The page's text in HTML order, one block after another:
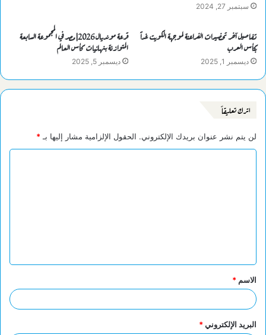
سبتمبر 27, 2024
تفاصيل آخر تحضيرات الفراعنة لموجهة الكويت غداً
بكأس العرب
ديسمبر 1, 2025
قرعة مونديال 2026| مصر في المجموعة السابعة
المتوازنة بنهائيات كأس العالم
ديسمبر 5, 2025
اترك تعليقاً
لن يتم نشر عنوان بريدك الإلكتروني. الحقول الإلزامية مشار إليها بـ *
ق
*
الاسم *
البريد الإلكتروني*